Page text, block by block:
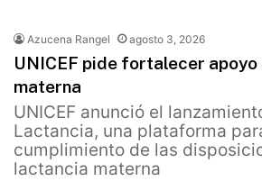
Azucena Rangel agosto 3, 2026
UNICEF pide fortalecer
materna
UNICEF anunció el
Lactancia, una plataforma
cumplimiento de las
lactancia materna